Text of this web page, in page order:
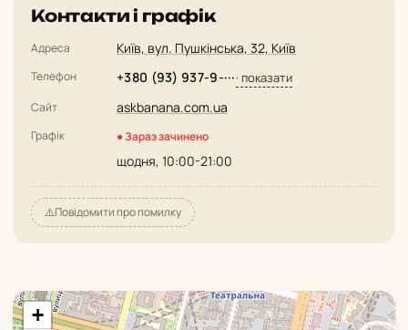
Контакти і графік
Адреса Київ, вул. Пушкінська, 32, Київ
Телефон +380 (93) 937-9-···· показати
Сайт askbanana.com.ua
Графік ● Зараз зачинено
щодня, 10:00-21:00
⚠️Повідомити про помилку
+